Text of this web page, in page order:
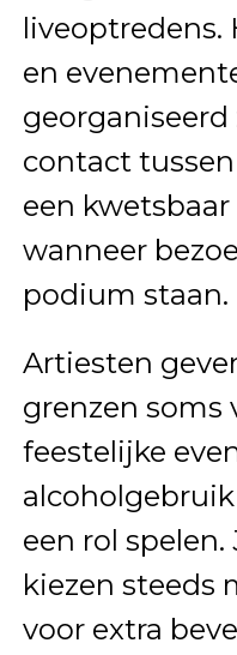
liveoptredens.
en
contact
een
wanneer
podium staan.
Artiesten
grenzen soms
feestelijke
een rol
kiezen steeds
voor extra